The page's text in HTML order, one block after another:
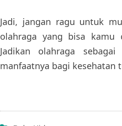
Jadi, jangan ragu untuk
olahraga yang bisa kamu
Jadikan olahraga
manfaatnya bagi kesehatan